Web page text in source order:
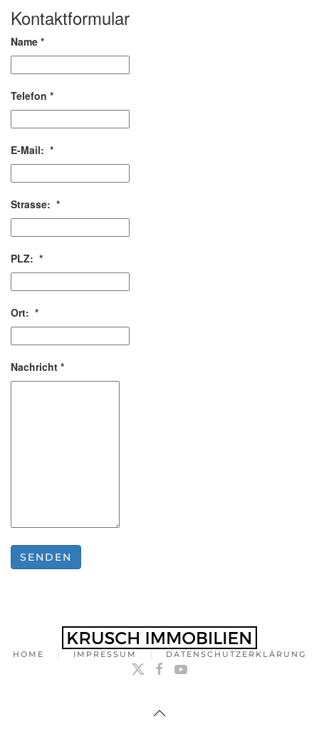
Kontaktformular
Name *
Telefon *
E-Mail: *
Strasse: *
PLZ: *
Ort: *
Nachricht *
HOME IMPRESSUM DATENSCHUTZERKLÄRUNG